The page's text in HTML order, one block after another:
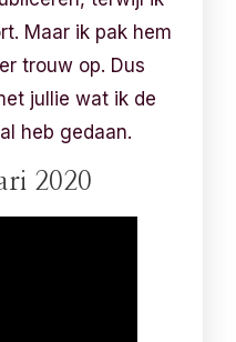
Maar ik pak hem
trouw op. Dus
jullie wat ik de
heb gedaan.
2020